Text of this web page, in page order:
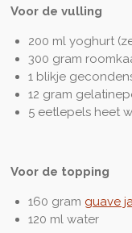
Voor de vulling
200 ml yoghurt
300 gram
1 blikje
12 gram
5 eetlepels heet
Voor de topping
160 gram guave
120 ml water